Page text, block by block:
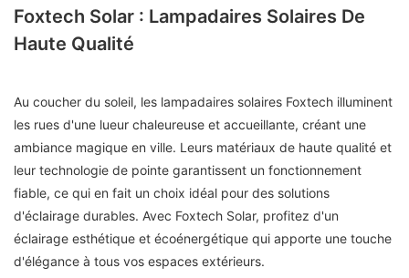
Foxtech Solar : Lampadaires Solaires De
Haute Qualité
Au coucher du soleil, les lampadaires solaires Foxtech illuminent
les rues d'une lueur chaleureuse et accueillante, créant une
ambiance magique en ville. Leurs matériaux de haute qualité et
leur technologie de pointe garantissent un fonctionnement
fiable, ce qui en fait un choix idéal pour des solutions
d'éclairage durables. Avec Foxtech Solar, profitez d'un
éclairage esthétique et écoénergétique qui apporte une touche
d'élégance à tous vos espaces extérieurs.